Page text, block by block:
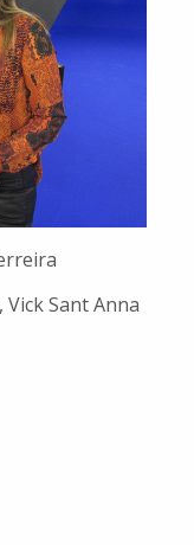
Sant Anna